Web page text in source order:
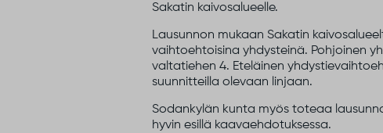
Sakatin kaivosalueelle.
Lausunnon mukaan Sakatin
vaihtoehtoisina yhdysteinä. Pohjoinen
valtatiehen 4. Eteläinen
suunnitteilla olevaan linjaan.
Sodankylän kunta myös toteaa
hyvin esillä kaavaehdotuksessa.